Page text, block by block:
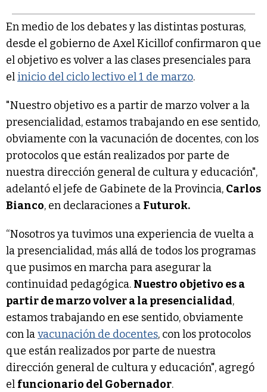
En medio de los debates y las distintas posturas,
desde el gobierno de Axel Kicillof confirmaron que
el objetivo es volver a las clases presenciales para
el inicio del ciclo lectivo el 1 de marzo.
"Nuestro objetivo es a partir de marzo volver a la
presencialidad, estamos trabajando en ese sentido,
obviamente con la vacunación de docentes, con los
protocolos que están realizados por parte de
nuestra dirección general de cultura y educación",
adelantó el jefe de Gabinete de la Provincia, Carlos
Bianco, en declaraciones a Futurok.
“Nosotros ya tuvimos una experiencia de vuelta a
la presencialidad, más allá de todos los programas
que pusimos en marcha para asegurar la
continuidad pedagógica. Nuestro objetivo es a
partir de marzo volver a la presencialidad,
estamos trabajando en ese sentido, obviamente
con lavacunación de docentes, con los protocolos
que están realizados por parte de nuestra
dirección general de cultura y educación", agregó
el funcionario del Gobernador.